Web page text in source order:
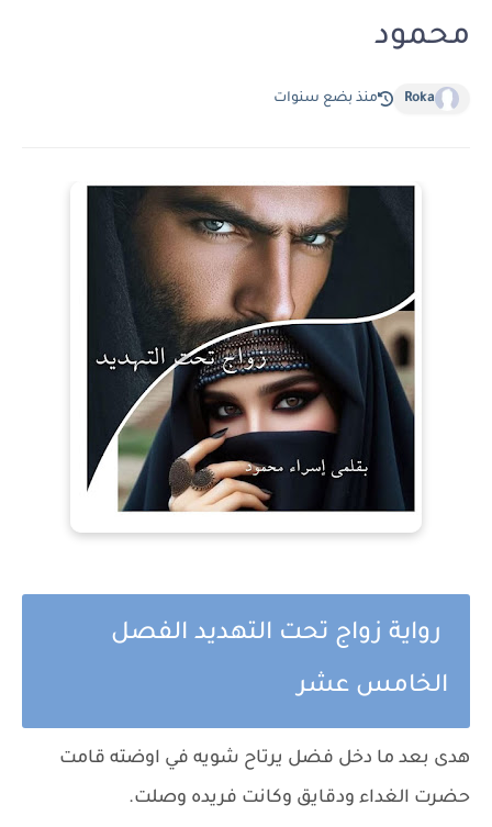
محمود
Roka منذ بضع سنوات
رواية زواج تحت التهديد الفصل
الخامس عشر
هدى بعد ما دخل فضل يرتاح شويه في اوضته قامت
حضرت الغداء ودقايق وكانت فريده وصلت.